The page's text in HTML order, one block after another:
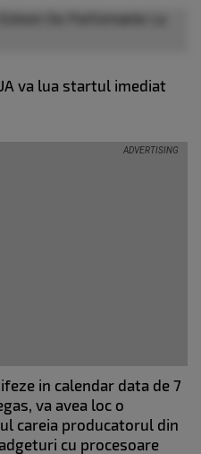
va lua startul imediat
in calendar data de 7
va avea loc o
careia producatorul din
cu procesoare